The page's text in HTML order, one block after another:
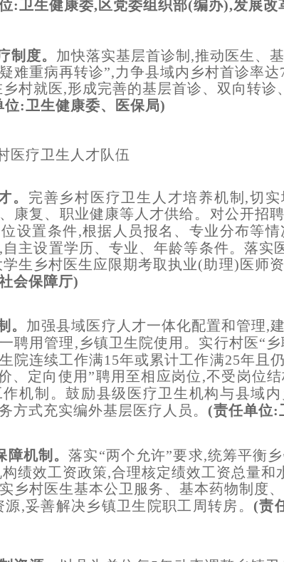
位:卫生健康委,区党委组织部(编办),发展改
制度。 加快落实基层首诊制,推动医生、
难重病再转诊”,力争县域内乡村首诊率
村就医,形成完善的基层首诊、双向转
位:卫生健康委、医保局)
医疗卫生人才队伍
。 完善乡村医疗卫生人才培养机制,切
康复、职业健康等人才供给。对公开招
设置条件,根据人员报名、专业分布等
主设置学历、专业、年龄等条件。落实
生乡村医生应限期考取执业(助理)医师资
会保障厅)
。 加强县域医疗人才一体化配置和管理,
聘用管理,乡镇卫生院使用。实行村医“
院连续工作满15年或累计工作满25年且
、定向使用”聘用至相应岗位,不受岗位
机制。鼓励县级医疗卫生机构与县域
方式充实编外基层医疗人员。 (责任单位:
障机制。落实“两个允许”要求,统筹平衡
绩效工资政策,合理核定绩效工资总量
乡村医生基本公卫服务、基本药物制度
,妥善解决乡镇卫生院职工周转房 。 (责